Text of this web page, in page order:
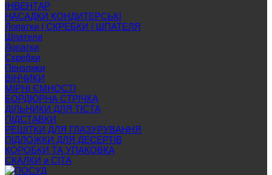
ІНВЕНТАР
НАСАДКИ КОНДИТЕРСЬКІ
Лопатки | СКРЕБКИ | ШПАТЕЛЯ
Шпателя
Лопатки
Скребки
Пензлики
ВІНЧИКИ
МІРНІ ЄМНОСТІ
БОРДЮРНА СТРІЧКА
ДІЛЬНИКИ ДЛЯ ТІСТА
ПІДСТАВКИ
РЕШІТКИ ДЛЯ ГЛАЗУРУВАННЯ
ПІДЛОЖКИ ДЛЯ ДЕСЕРТІВ
КОРОБКИ ТА УПАКОВКА
СКАЛКИ и СІТА